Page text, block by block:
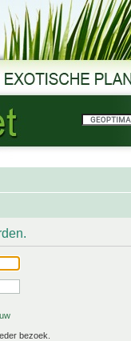
bezoek.